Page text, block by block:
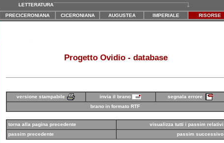
LETTERATURA
PRECICERONIANA
CICERONIANA AUGUSTEA IMPERIALE RISORSE
Progetto Ovidio - database
versione stampabile invia il brano
segnala errore
brano in formato RTF
torna alla pagina precedente
visualizza tutti i passim relativi
passim precedente
passim successivo